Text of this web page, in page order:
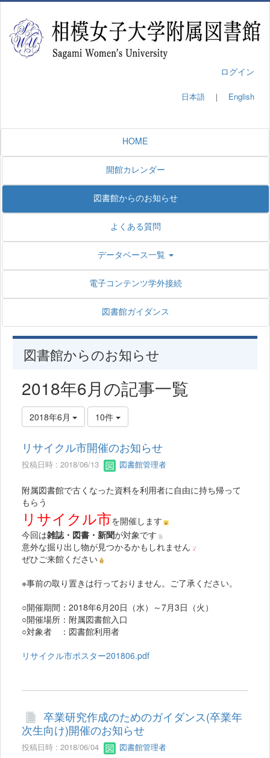
ログイン
日本語 ｜ English
HOME
開館カレンダー
図書館からのお知らせ
よくある質問
データベース一覧
電子コンテンツ学外接続
図書館ガイダンス
図書館からのお知らせ
2018年6月の記事一覧
2018年6月 10件
リサイクル市開催のお知らせ
投稿日時 : 2018/06/13 図書館管理者
附属図書館で古くなった資料を利用者に自由に持ち帰って
もらう
リサイクル市を開催します
今回は雑誌・図書・新聞が対象です
意外な掘り出し物が見つかるかもしれません
ぜひご来館ください
※事前の取り置きは行っておりません。ご了承ください。
○開催期間：2018年6月20日（水）～7月3日（火）
○開催場所：附属図書館入口
○対象者 ：図書館利用者
リサイクル市ポスター201806.pdf
卒業研究作成のためのガイダンス(卒業年
次生向け)開催のお知らせ
投稿日時 : 2018/06/04 図書館管理者